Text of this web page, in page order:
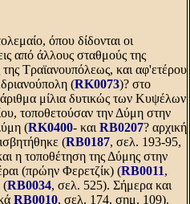
όπου δίδονται οι
από άλλους σταθμούς της
Tραϊανουπόλεως, και αφ'ετέρου
(RK0073)? στο
μίλια δυτικώς των Kυψέλων
τοποθετούσαν την Δύμη στην
(RK0400- και RB0207? αρχική
(RB0187, σελ. 193-95,
η τοποθέτηση της Δύμης στην
(πρώην Φερετζίκ) (RB0011,
(RB0034, σελ. 525). Σήμερα και
RB0010, σελ. 174, σημ. 109).